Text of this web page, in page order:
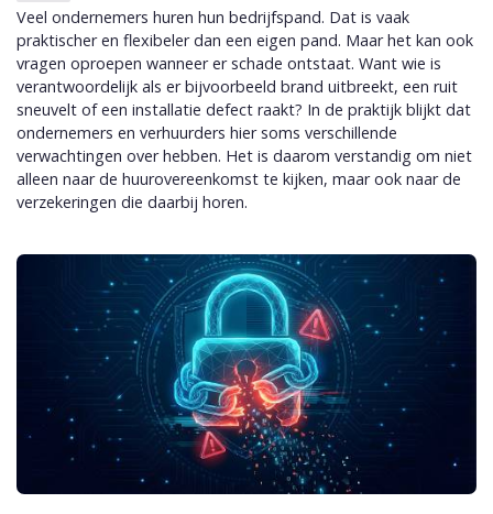
Veel ondernemers huren hun bedrijfspand. Dat is vaak
praktischer en flexibeler dan een eigen pand. Maar het kan ook
vragen oproepen wanneer er schade ontstaat. Want wie is
verantwoordelijk als er bijvoorbeeld brand uitbreekt, een ruit
sneuvelt of een installatie defect raakt? In de praktijk blijkt dat
ondernemers en verhuurders hier soms verschillende
verwachtingen over hebben. Het is daarom verstandig om niet
alleen naar de huurovereenkomst te kijken, maar ook naar de
verzekeringen die daarbij horen.